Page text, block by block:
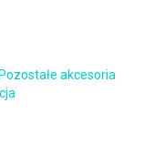
Pozostałe akcesoria